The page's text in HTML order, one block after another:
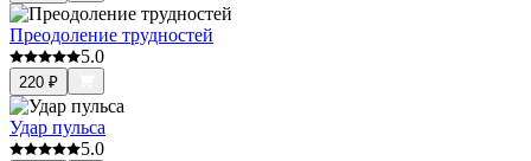
Преодоление трудностей
5.0
220 ₽
Удар пульса
5.0